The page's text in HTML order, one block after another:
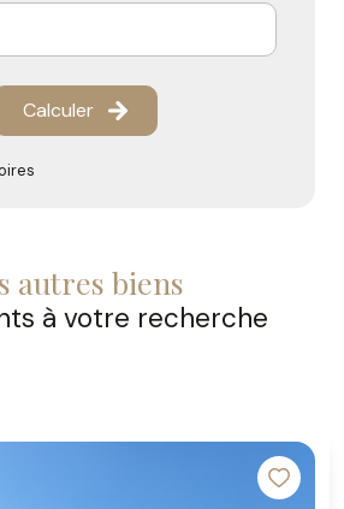
Calculer
autres biens
à votre recherche